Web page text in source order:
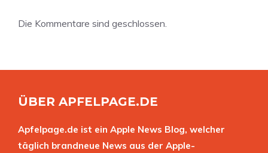
Die Kommentare sind geschlossen.
ÜBER APFELPAGE.DE
Apfelpage.de ist ein Apple News Blog, welcher
täglich brandneue News aus der Apple-